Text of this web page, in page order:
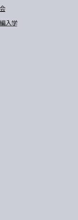
入学